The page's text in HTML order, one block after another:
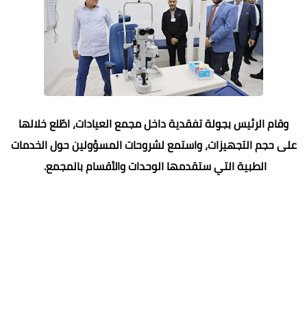
وقام الرئيس بجولة تفقدية داخل مجمع العيادات، اطّلع خلالها
على حجم التجهيزات، واستمع لشروحات المسؤولين حول الخدمات
الطبية التي ستقدمها الوحدات والأقسام بالمجمع.